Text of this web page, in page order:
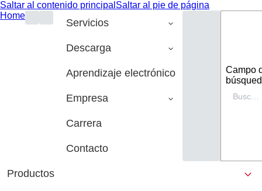
Saltar al contenido principal Saltar al pie de página
Home
Servicios
Descarga
Aprendizaje electrónico
Empresa
Carrera
Contacto
Campo
Productos